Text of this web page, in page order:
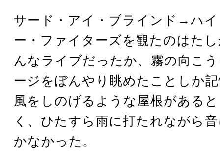
サード・アイ・ブラインド→ハ
ー・ファイターズを観たのはた
んなライブだったか、霧の向こ
ージをぼんやり眺めたことしか
風をしのげるような屋根がある
く、ひたすら雨に打たれながら
かなかった。